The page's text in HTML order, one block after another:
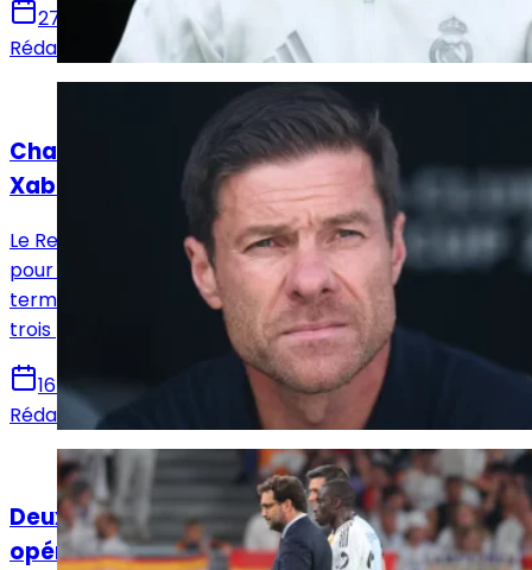
27 juillet 2025
Rédaction Le Journal du Real
Chaises musicales dans le couloir gauche :
Xabi Alonso doit choisir son latéral
Le Real Madrid se retrouve avec trois latéraux gauches
pour une seule place. Une situation intenable, à court
terme, Xabi Alonso va devoir trancher : un seul poste,
trois prétendants… et un favori évident.
16 juillet 2025
Rédaction Le Journal du Real
Actualités
Deux joueurs du Real Madrid viennent d'être
opérés avec succès